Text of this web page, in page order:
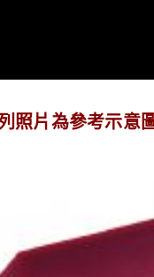
照片為參考示意